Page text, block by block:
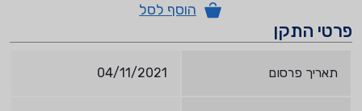
הוסף לסל
פרטי התקן
תאריך פרסום 04/11/2021